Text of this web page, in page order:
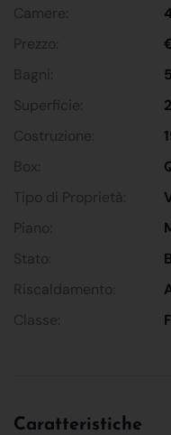
Camere:
Prezzo:
Bagni:
5
Superficie:
Costruzione:
Box:
Tipo di Proprietà:
Piano:
Stato:
Riscaldamento:
Classe:
F
Caratteristiche